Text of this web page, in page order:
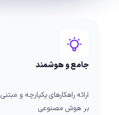
جامع و هوشمند
ارائه راهکارهای یکپارچه و مبتنی
بر هوش مصنوعی